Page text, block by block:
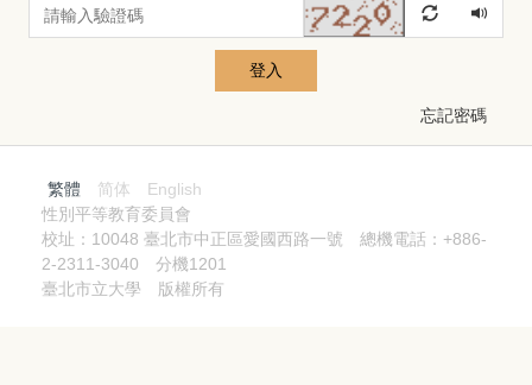
登入
忘記密碼
繁體 简体
English
性別平等教育委員會
校址：10048 臺北市中正區愛國西路一號 總機電話：+886-
2-2311-3040 分機1201
臺北市立大學 版權所有